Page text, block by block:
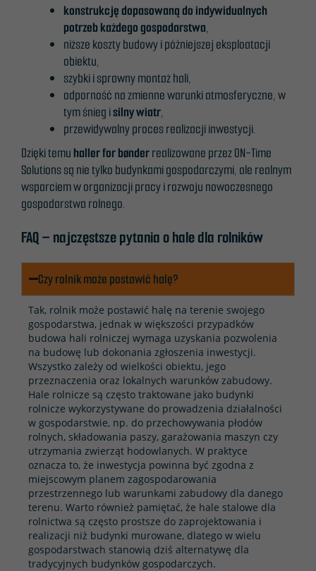
konstrukcję dopasowaną do indywidualnych
potrzeb każdego gospodarstwa,
niższe koszty budowy i późniejszej eksploatacji
obiektu,
szybki i sprawny montaż hali,
odporność na zmienne warunki atmosferyczne, w
tym śnieg isilny wiatr,
przewidywalny proces realizacji inwestycji.
Dzięki temu haller for bønderrealizowane przez ON-Time
Solutions są nie tylko budynkami gospodarczymi, ale realnym
wsparciem w organizacji pracy i rozwoju nowoczesnego
gospodarstwa rolnego.
FAQ – najczęstsze pytania o hale dla rolników
Czy rolnik może postawić halę?
Tak, rolnik może postawić halę na terenie swojego
gospodarstwa, jednak w większości przypadków
budowa hali rolniczej wymaga uzyskania pozwolenia
na budowę lub dokonania zgłoszenia inwestycji.
Wszystko zależy od wielkości obiektu, jego
przeznaczenia oraz lokalnych warunków zabudowy.
Hale rolnicze są często traktowane jako budynki
rolnicze wykorzystywane do prowadzenia działalności
w gospodarstwie, np. do przechowywania płodów
rolnych, składowania paszy, garażowania maszyn czy
utrzymania zwierząt hodowlanych. W praktyce
oznacza to, że inwestycja powinna być zgodna z
miejscowym planem zagospodarowania
przestrzennego lub warunkami zabudowy dla danego
terenu. Warto również pamiętać, że hale stalowe dla
rolnictwa są często prostsze do zaprojektowania i
realizacji niż budynki murowane, dlatego w wielu
gospodarstwach stanowią dziś alternatywę dla
tradycyjnych budynków gospodarczych.